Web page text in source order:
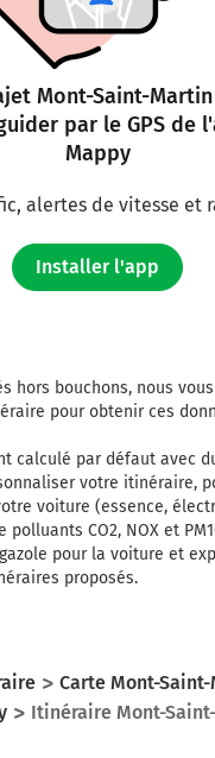
Mont-Saint-
par le GPS de
Mappy
alertes de vitesse et
Installer l'app
hors bouchons, nous
pour obtenir ces
calculé par défaut avec
votre itinéraire,
voiture (essence,
polluants CO2, NOX et
pour la voiture et
proposés.
Carte Mont-
Itinéraire Mont-